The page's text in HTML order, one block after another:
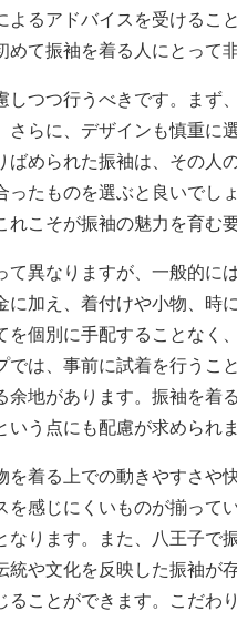
よるアドバイスを受けるこ
て振袖を着る人にとって
つつ行うべきです。まず
さらに、デザインも慎重に
められた振袖は、その人
たものを選ぶと良いでし
こそが振袖の魅力を育む
異なりますが、一般的に
加え、着付けや小物、時
を個別に手配することなく
は、事前に試着を行うこ
余地があります。振袖を着
う点にも配慮が求められま
を着る上での動きやすさや
感じにくいものが揃って
なります。また、八王子で
統や文化を反映した振袖が
ことができます。こだわ